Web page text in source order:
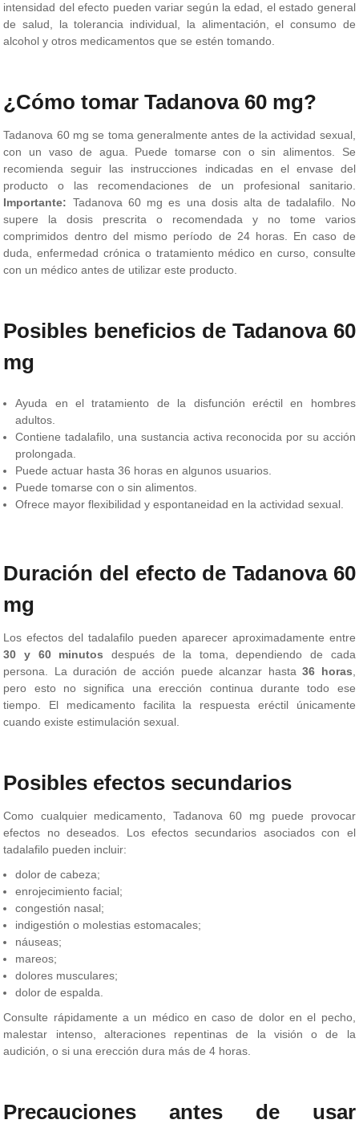
intensidad del efecto pueden variar según la edad, el estado general
de salud, la tolerancia individual, la alimentación, el consumo de
alcohol y otros medicamentos que se estén tomando.
¿Cómo tomar Tadanova 60 mg?
Tadanova 60 mg se toma generalmente antes de la actividad sexual,
con un vaso de agua. Puede tomarse con o sin alimentos. Se
recomienda seguir las instrucciones indicadas en el envase del
producto o las recomendaciones de un profesional sanitario.
Importante: Tadanova 60 mg es una dosis alta de tadalafilo. No
supere la dosis prescrita o recomendada y no tome varios
comprimidos dentro del mismo período de 24 horas. En caso de
duda, enfermedad crónica o tratamiento médico en curso, consulte
con un médico antes de utilizar este producto.
Posibles beneficios de Tadanova 60
mg
Ayuda en el tratamiento de la disfunción eréctil en hombres
adultos.
Contiene tadalafilo, una sustancia activa reconocida por su acción
prolongada.
Puede actuar hasta 36 horas en algunos usuarios.
Puede tomarse con o sin alimentos.
Ofrece mayor flexibilidad y espontaneidad en la actividad sexual.
Duración del efecto de Tadanova 60
mg
Los efectos del tadalafilo pueden aparecer aproximadamente entre
30 y 60 minutos después de la toma, dependiendo de cada
persona. La duración de acción puede alcanzar hasta36 horas,
pero esto no significa una erección continua durante todo ese
tiempo. El medicamento facilita la respuesta eréctil únicamente
cuando existe estimulación sexual.
Posibles efectos secundarios
Como cualquier medicamento, Tadanova 60 mg puede provocar
efectos no deseados. Los efectos secundarios asociados con el
tadalafilo pueden incluir:
dolor de cabeza;
enrojecimiento facial;
congestión nasal;
indigestión o molestias estomacales;
náuseas;
mareos;
dolores musculares;
dolor de espalda.
Consulte rápidamente a un médico en caso de dolor en el pecho,
malestar intenso, alteraciones repentinas de la visión o de la
audición, o si una erección dura más de 4 horas.
Precauciones antes de usar